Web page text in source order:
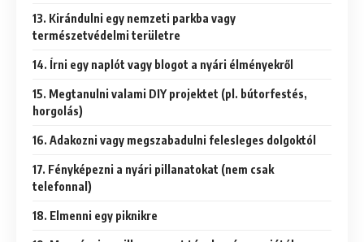
13. Kirándulni egy nemzeti parkba vagy
természetvédelmi területre
14. Írni egy naplót vagy blogot a nyári élményekről
15. Megtanulni valami DIY projektet (pl. bútorfestés,
horgolás)
16. Adakozni vagy megszabadulni felesleges dolgoktól
17. Fényképezni a nyári pillanatokat (nem csak
telefonnal)
18. Elmenni egy piknikre